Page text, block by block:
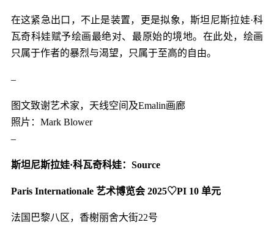
在这紧急出口，不止是装置，更是拟象，斯坦尼斯拉娃·科
瓦奇科娃赋予绘画最绝对、最原始的境地。在此处，绘画
只属于作者的暴烈与渴望，只属于至高的自由。
–
图文致谢艺术家，天线空间及Emalin画廊
照片：Mark Blower
–
斯坦尼斯拉娃·科瓦奇科娃：Source
Paris Internationale 艺术博览会 2025♡PI 10 单元
法国巴黎八区，香榭丽舍大街22号